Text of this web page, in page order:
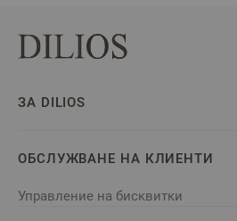
ЗА DILIOS
ОБСЛУЖВАНЕ НА КЛИЕНТИ
Управление на бисквитки